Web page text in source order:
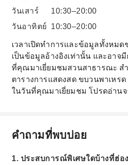
วันเสาร์
10:30–20:00
วันอาทิตย์
10:30–20:00
เวลาเปิดทำการและข้อมูลทั้งหม
เป็นข้อมูลอ้างอิงเท่านั้น และอาจ
ที่คุณมาเยี่ยมชมสวนสาธารณะ ส
ตารางการแสดงสด ขบวนพาเหร
ในวันที่คุณมาเยี่ยมชม โปรดอ่านจ
คำถามที่พบบ่อย
1. ประสบการณ์พิเศษใดบ้างที่ฮ่อ